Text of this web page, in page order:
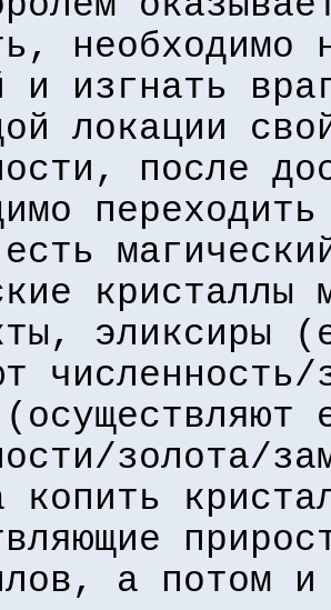
необходимо
и изгнать
локации
после
кристаллы
эликсиры
золота/
копить
а потом